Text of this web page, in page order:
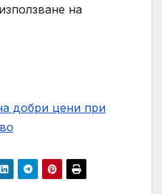
на
добри цени при